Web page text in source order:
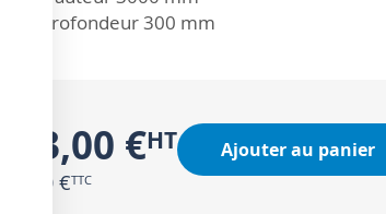
Profondeur 300 mm
113,00 €
135,60 €
Ajouter au panier